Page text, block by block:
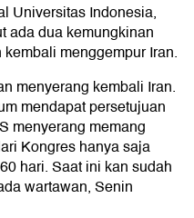
Universitas Indonesia,
ada dua kemungkinan
menggempur Iran.
menyerang kembali Iran.
mendapat persetujuan
menyerang memang
Kongres hanya saja
hari. Saat ini kan sudah
wartawan, Senin